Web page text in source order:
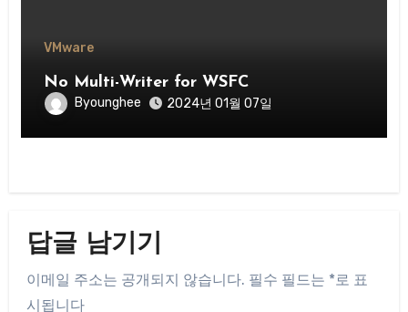
VMware
No Multi-Writer for WSFC
Byounghee 2024년 01월 07일
답글 남기기
이메일 주소는 공개되지 않습니다. 필수 필드는 *로 표
시됩니다